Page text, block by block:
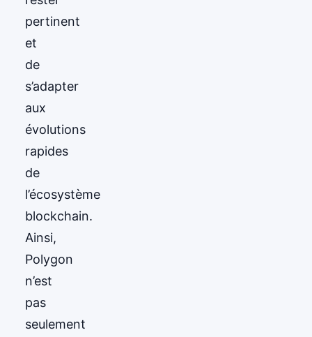
pertinent
et
de
s’adapter
aux
évolutions
rapides
de
l’écosystème
blockchain.
Ainsi,
Polygon
n’est
pas
seulement